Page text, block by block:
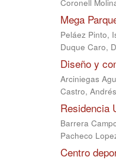
Coronell
Mega
Peláez Pinto,
Duque Caro,
Diseño y
Arciniegas
Castro,
Residencia
Barrera
Pacheco
Centro